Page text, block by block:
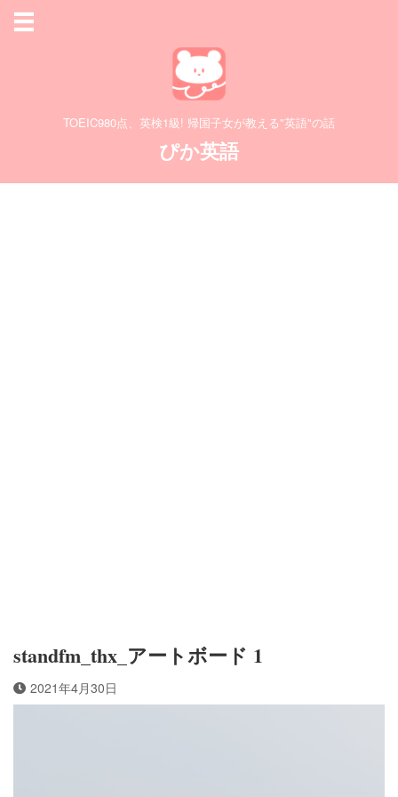
TOEIC980点、英検1級! 帰国子女が教える"英語"の話
ぴか英語
standfm_thx_アートボード 1
2021年4月30日